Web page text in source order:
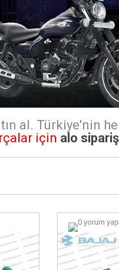
al. Türkiye'nin
için alo sipariş